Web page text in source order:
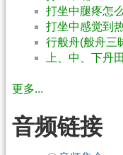
打坐中腿疼怎
打坐中感觉到
行般舟(般舟三
上、中、下丹
更多...
音频链接